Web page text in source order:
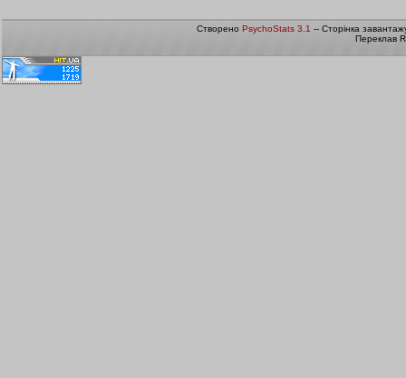
Створено PsychoStats 3.1 -- Сторінка
Переклав